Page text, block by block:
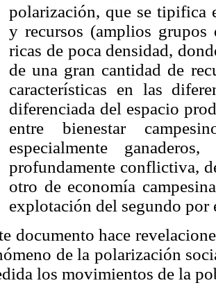
polarización, que se tipifica
y recursos (amplios grupos
ricas de poca densidad,
de una gran cantidad de
características en las
diferenciada del espacio
entre bienestar
especialmente
profundamente conflictiva,
otro de economía
explotación del segundo
documento hace
de la polarización
los movimientos de la